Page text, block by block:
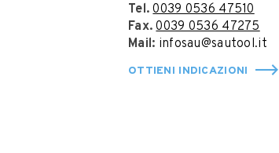
Tel.0039 0536 47510
Fax.0039 0536 47275
Mail: infosau@sautool.it
OTTIENI INDICAZIONI